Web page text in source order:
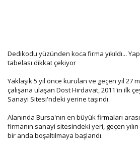
Dedikodu yüzünden koca firma yıkıldı...
tabelası dikkat çekiyor
Yaklaşık 5 yıl önce kurulan ve geçen yıl 27
çalışana ulaşan Dost Hırdavat, 2011'in ilk
Sanayi Sitesi'ndeki yerine taşındı.
Alanında Bursa'nın en büyük firmaları
firmanın sanayi sitesindeki yeri, geçen yılın
bir anda boşaltılmaya başlandı.